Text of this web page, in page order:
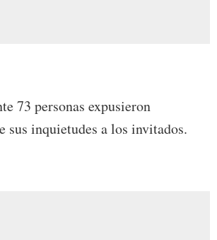
73 personas expusieron
sus inquietudes a los invitados.